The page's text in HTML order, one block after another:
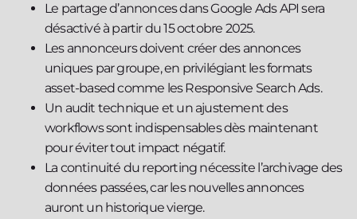
Le partage d’annonces dans Google Ads API sera
désactivé à partir du 15 octobre 2025.
Les annonceurs doivent créer des annonces
uniques par groupe, en privilégiant les formats
asset-based comme les Responsive Search Ads.
Un audit technique et un ajustement des
workflows sont indispensables dès maintenant
pour éviter tout impact négatif.
La continuité du reporting nécessite l’archivage des
données passées, car les nouvelles annonces
auront un historique vierge.